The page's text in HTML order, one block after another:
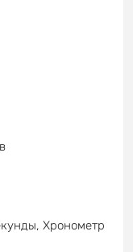
Хронометр